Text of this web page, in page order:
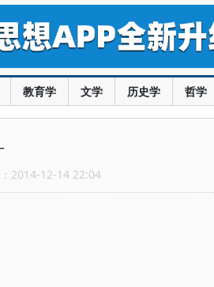
教育学 文学 历史学 哲学
2014-12-14 22:04